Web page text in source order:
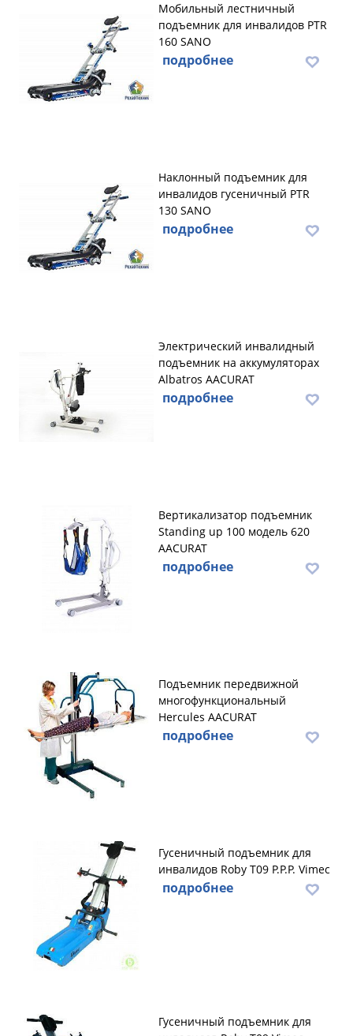
Мобильный лестничный
подъемник для инвалидов PTR
160 SANO
подробнее
Наклонный подъемник для
инвалидов гусеничный PTR
130 SANO
подробнее
Электрический инвалидный
подъемник на аккумуляторах
Albatros AACURAT
подробнее
Вертикализатор подъемник
Standing up 100 модель 620
AACURAT
подробнее
Подъемник передвижной
многофункциональный
Hercules AACURAT
подробнее
Гусеничный подъемник для
инвалидов Roby Т09 P.P.P. Vimec
подробнее
Гусеничный подъемник для